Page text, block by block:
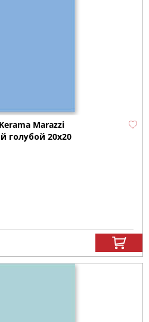
Marazzi
голубой 20x20